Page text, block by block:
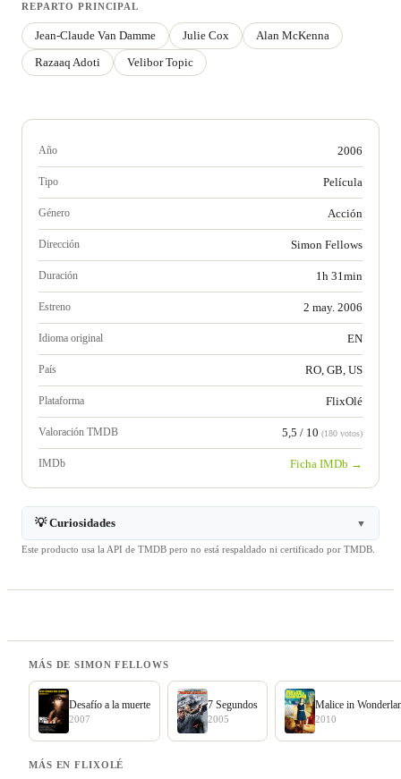
REPARTO PRINCIPAL
Jean-Claude Van Damme Julie Cox
Alan McKenna
Razaaq Adoti
Velibor Topic
Año 2006
Tipo Película
Género Acción
Dirección Simon Fellows
Duración 1h 31min
Estreno 2 may. 2006
Idioma original EN
País RO, GB, US
Plataforma FlixOlé
Valoración TMDB 5,5 / 10 (180 votos)
IMDb Ficha IMDb →
💡 Curiosidades ▼
Este producto usa la API de TMDB pero no está respaldado ni certificado por TMDB.
MÁS DE SIMON FELLOWS
Desafío a la muerte
2007
7 Segundos
2005
Malice in
2010
MÁS EN FLIXOLÉ